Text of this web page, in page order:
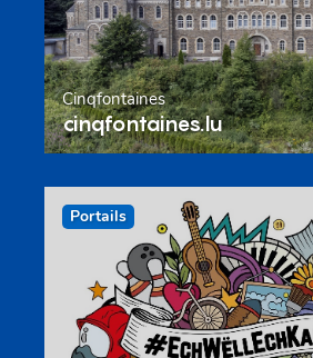
Cinqfontaines
cinqfontaines.lu
Portails